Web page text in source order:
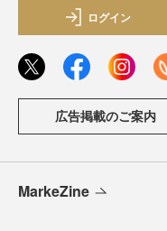
ログイン
広告掲載のご案内
MarkeZine